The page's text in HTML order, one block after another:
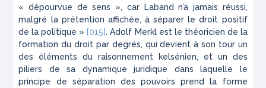
« dépourvue de sens », car Laband n’a jamais réussi,
malgré la prétention affichée, à séparer le droit positif
de la politique »[015]. Adolf Merkl est le théoricien de la
formation du droit par degrés, qui devient à son tour un
des éléments du raisonnement kelsénien, et un des
piliers de sa dynamique juridique dans laquelle le
principe de séparation des pouvoirs prend la forme